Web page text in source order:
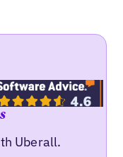
Uberall.